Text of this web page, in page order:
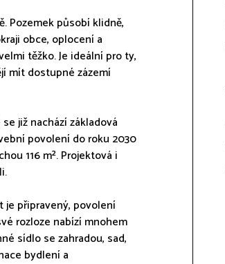
Pozemek působí klidně,
obce, oplocení a
těžko. Je ideální pro ty,
mít dostupné zázemí
již nachází základová
povolení do roku 2030
116 m². Projektová i
připravený, povolení
rozloze nabízí mnohem
sídlo se zahradou, sad,
bydlení a